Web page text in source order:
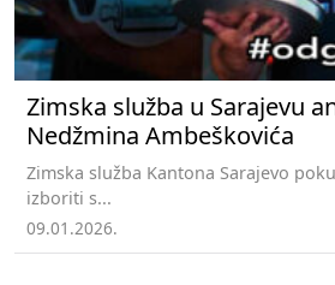
Zimska služba u Sarajevu
Nedžmina Ambeškovića
Zimska služba Kantona Sarajevo
izboriti s...
09.01.2026.